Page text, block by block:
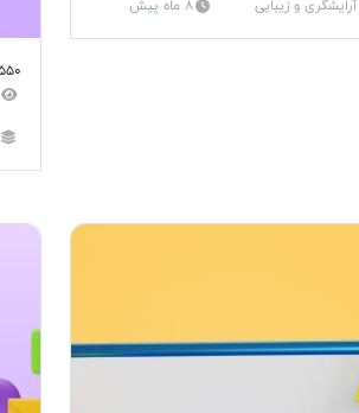
آرایشگری و زیبایی 8 ماه پیش